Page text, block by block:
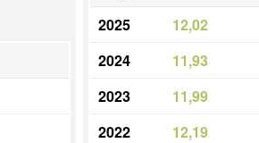
2025
12,02
2024
11,93
2023
11,99
2022
12,19